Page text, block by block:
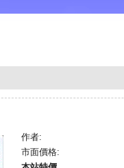
作者:
市面價格: